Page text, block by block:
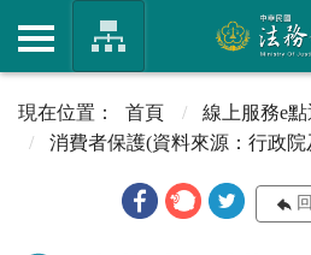
首頁
線上服務e點
消費者保護(資料來源：行政